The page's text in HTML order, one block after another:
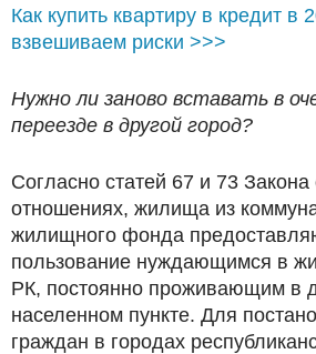
Как купить квартиру в кредит в
взвешиваем риски >>>
Нужно ли заново вставать в
переезде в другой город?
Согласно статей 67 и 73
отношениях, жилища из
жилищного фонда
пользование нуждающимся в
РК, постоянно проживающим в
населенном пункте. Для
граждан в городах